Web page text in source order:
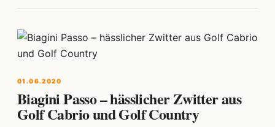
01.06.2020
Biagini Passo – hässlicher Zwitter aus
Golf Cabrio und Golf Country